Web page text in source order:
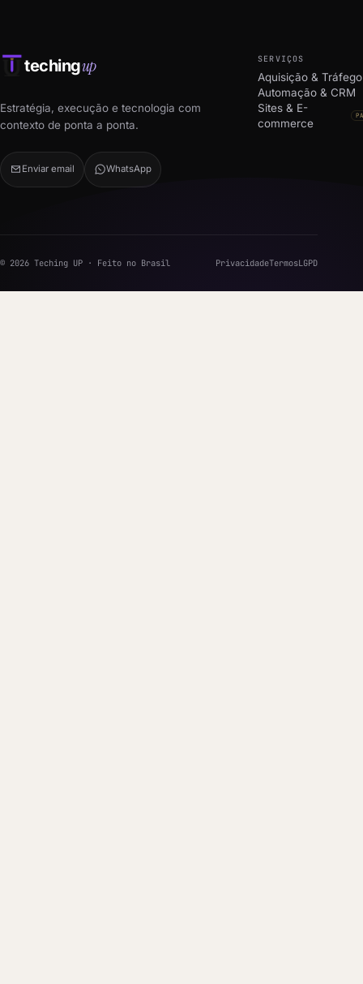
techingup
Estratégia, execução e tecnologia com
contexto de ponta a ponta.
Enviar email WhatsApp
SERVIÇOS
Aquisição & Tráfego
Automação & CRM
Sites & E-
commerce
© 2026 Teching UP · Feito no Brasil PrivacidadeTermosLGPD